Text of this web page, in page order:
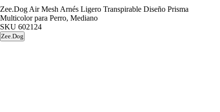
Zee.Dog Air Mesh Arnés Ligero Transpirable Diseño Prisma
Multicolor para Perro, Mediano
SKU 602124
Zee.Dog